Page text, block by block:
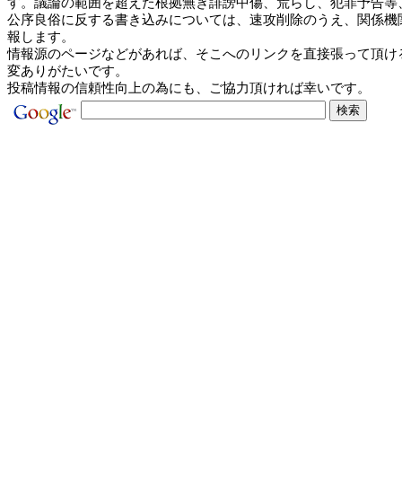
公序良俗に反する書き込みについては、速攻削除のうえ、関係機
報します。
情報源のページなどがあれば、そこへのリンクを直接張って頂け
変ありがたいです。
投稿情報の信頼性向上の為にも、ご協力頂ければ幸いです。